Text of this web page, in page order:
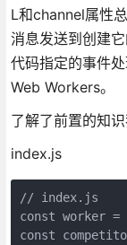
L和channel属性
消息发送到创建
代码指定的事件
Web Workers。
了解了前置的知
index.js
// index.js
const worker
const